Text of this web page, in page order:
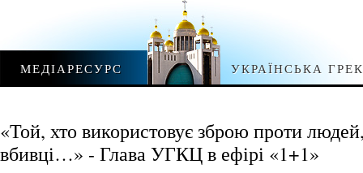
МЕДІАРЕСУРС УКРАЇНСЬКА
«Той, хто використовує зброю проти
вбивці…» - Глава УГКЦ в ефірі «1+1»